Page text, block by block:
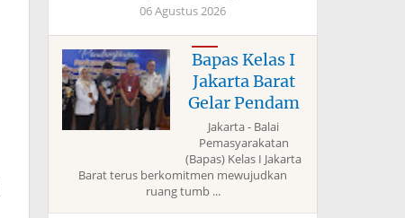
06 Agustus 2026
Bapas Kelas I
Jakarta Barat
Gelar Pendam
Jakarta - Balai
Pemasyarakatan
(Bapas) Kelas I Jakarta
Barat terus berkomitmen mewujudkan
ruang tumb ...